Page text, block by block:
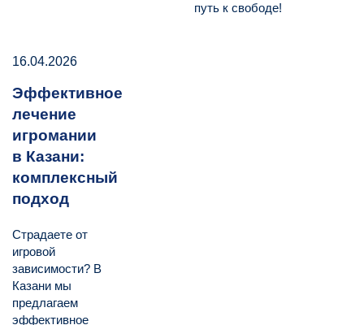
путь к свободе!
16.04.2026
Эффективное
лечение
игромании
в Казани:
комплексный
подход
Страдаете от
игровой
зависимости? В
Казани мы
предлагаем
эффективное